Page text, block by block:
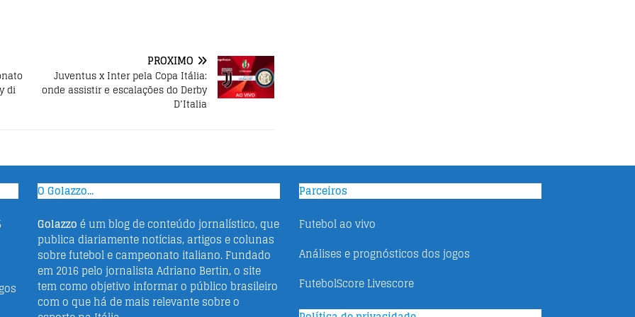
di
PRÓXIMO
Juventus x Inter pela Copa Itália:
onde assistir e escalações do Derby
D’Italia
O Golazzo...
Golazzo é um blog de conteúdo jornalístico, que
publica diariamente notícias, artigos e colunas
sobre futebol e campeonato italiano. Fundado
em 2016 pelo jornalista Adriano Bertin, o site
tem como objetivo informar o público brasileiro
com o que há de mais relevante sobre o
Parceiros
Futebol ao vivo
Análises e prognósticos dos jogos
FutebolScore Livescore